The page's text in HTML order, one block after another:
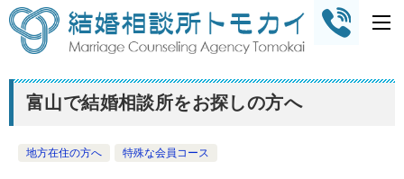
富山で結婚相談所をお探しの方へ
地方在住の方へ 特殊な会員コース